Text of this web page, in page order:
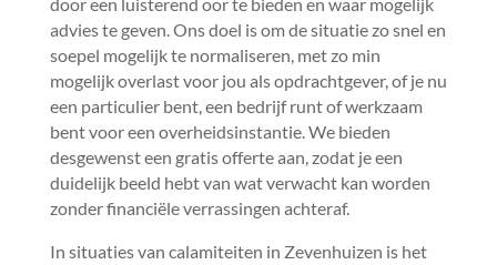
advies te geven.​ Ons doel is om de situatie zo snel en
soepel mogelijk te normaliseren, met zo min
mogelijk overlast voor jou als opdrachtgever, of je nu
een particulier bent, een bedrijf runt of werkzaam
bent voor een overheidsinstantie.​ We bieden
desgewenst een gratis offerte aan, zodat je een
duidelijk beeld hebt van wat verwacht kan worden
zonder financiële verrassingen achteraf.​
In situaties van calamiteiten in Zevenhuizen is het